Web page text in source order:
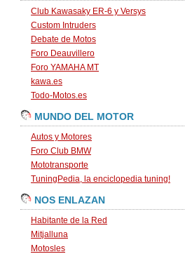
Club Kawasaky ER-6 y Versys
Custom Intruders
Debate de Motos
Foro Deauvillero
Foro YAMAHA MT
kawa.es
Todo-Motos.es
MUNDO DEL MOTOR
Autos y Motores
Foro Club BMW
Mototransporte
TuningPedia, la enciclopedia tuning!
NOS ENLAZAN
Habitante de la Red
Mitjalluna
Motosles